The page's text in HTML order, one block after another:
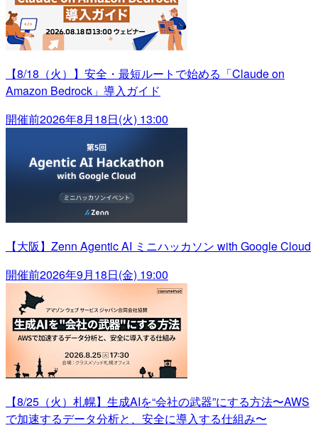
【8/18（火）】安全・最短ルートで始める「Claude on
Amazon Bedrock」導入ガイド
開催前2026年8月18日(火) 13:00
【大阪】Zenn Agentic AI ミニハッカソン with Google Cloud
開催前2026年9月18日(金) 19:00
【8/25（火）札幌】生成AIを“会社の武器”にする方法〜AWS
で加速するデータ分析と、安全に導入する仕組み〜